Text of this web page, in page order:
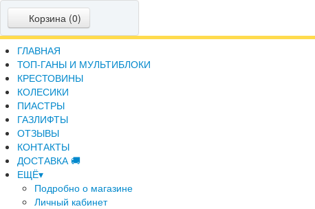
Корзина (0)
ГЛАВНАЯ
ТОП-ГАНЫ И МУЛЬТИБЛОКИ
КРЕСТОВИНЫ
КОЛЕСИКИ
ПИАСТРЫ
ГАЗЛИФТЫ
ОТЗЫВЫ
КОНТАКТЫ
ДОСТАВКА 🚚
ЕЩЁ▾
Подробно о магазине
Личный кабинет